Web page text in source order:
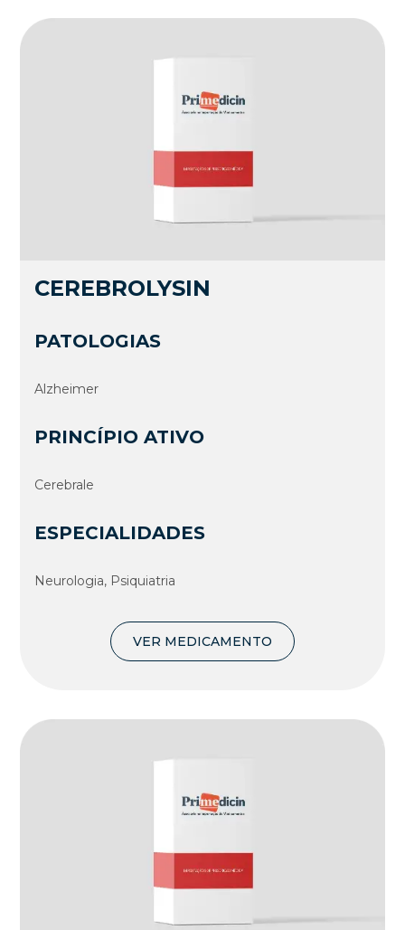
CEREBROLYSIN
PATOLOGIAS
Alzheimer
PRINCÍPIO ATIVO
Cerebrale
ESPECIALIDADES
Neurologia, Psiquiatria
VER MEDICAMENTO